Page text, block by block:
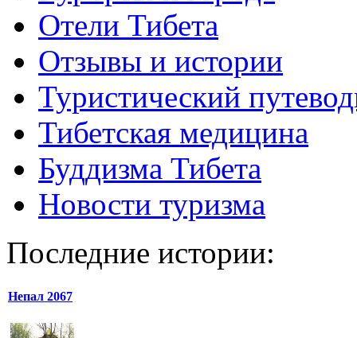
Отели Тибета
Отзывы и истории
Туристический
Тибетская медицина
Буддизма Тибета
Новости туризма
Последние истории:
Непал 2067